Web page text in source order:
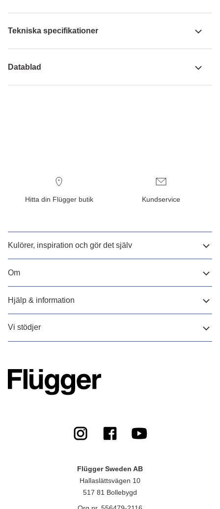
Tekniska specifikationer
Datablad
Hitta din Flügger butik Kundservice
Kulörer, inspiration och gör det själv
Om
Hjälp & information
Vi stödjer
Flügger Sweden AB
Hallaslättsvägen 10
517 81 Bollebygd